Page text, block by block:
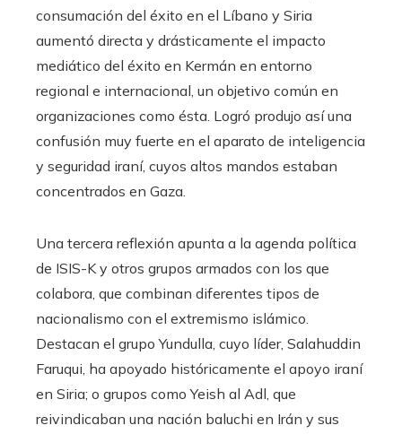
consumación del éxito en el Líbano y Siria
aumentó directa y drásticamente el impacto
mediático del éxito en Kermán en entorno
regional e internacional, un objetivo común en
organizaciones como ésta. Logró produjo así una
confusión muy fuerte en el aparato de inteligencia
y seguridad iraní, cuyos altos mandos estaban
concentrados en Gaza.
Una tercera reflexión apunta a la agenda política
de ISIS-K y otros grupos armados con los que
colabora, que combinan diferentes tipos de
nacionalismo con el extremismo islámico.
Destacan el grupo Yundulla, cuyo líder, Salahuddin
Faruqui, ha apoyado históricamente el apoyo iraní
en Siria; o grupos como Yeish al Adl, que
reivindicaban una nación baluchi en Irán y sus